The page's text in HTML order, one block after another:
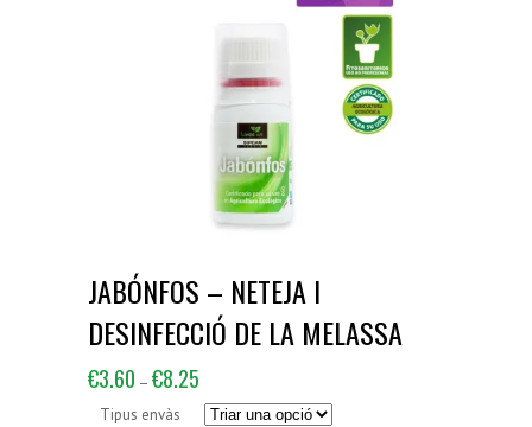
JABÓNFOS – NETEJA I
DESINFECCIÓ DE LA MELASSA
€3.60 – €8.25
Tipus envàs